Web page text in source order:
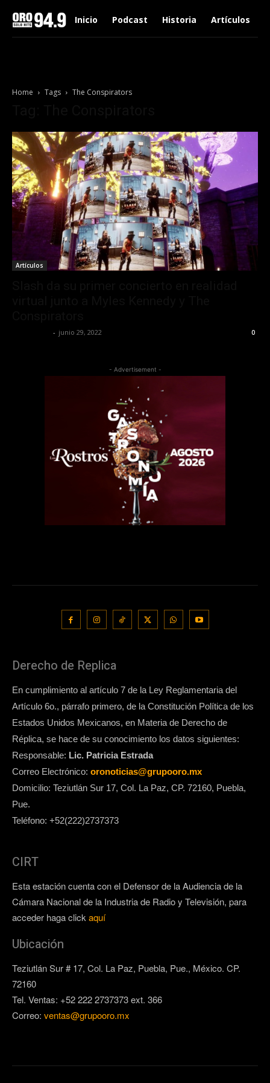
Inicio Podcast Historia Artículos
Home Tags The Conspirators
Artículos
- junio 29, 2022 0
- Advertisement -
Derecho de Replica
En cumplimiento al artículo 7 de la Ley Reglamentaria del
Artículo 6o., párrafo primero, de la Constitución Política de los
Estados Unidos Mexicanos, en Materia de Derecho de
Réplica, se hace de su conocimiento los datos siguientes:
Responsable: Lic. Patricia Estrada
Correo Electrónico: oronoticias@grupooro.mx
Domicilio: Teziutlán Sur 17, Col. La Paz, CP. 72160, Puebla,
Pue.
Teléfono: +52(222)2737373
CIRT
Esta estación cuenta con el Defensor de la Audiencia de la
Cámara Nacional de la Industria de Radio y Televisión, para
acceder haga click aquí
Ubicación
Teziutlán Sur # 17, Col. La Paz, Puebla, Pue., México. CP.
72160
Tel. Ventas: +52 222 2737373 ext. 366
Correo: ventas@grupooro.mx